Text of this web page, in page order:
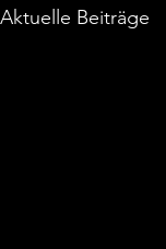
Aktuelle Beiträge